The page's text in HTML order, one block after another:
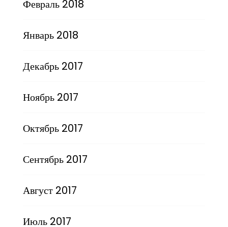
Февраль 2018
Январь 2018
Декабрь 2017
Ноябрь 2017
Октябрь 2017
Сентябрь 2017
Август 2017
Июль 2017